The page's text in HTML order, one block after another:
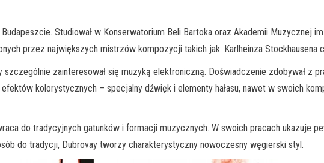
Studiował w Konserwatorium Beli Bartoka oraz Akademii Muzycznej
przez największych mistrzów kompozycji takich jak: Karlheinza Stockhausena
zainteresował się muzyką elektroniczną. Doświadczenie zdobywał z
kolorystycznych – specjalny dźwięk i elementy hałasu, nawet w swoich
do tradycyjnych gatunków i formacji muzycznych. W swoich pracach ukazuje
do tradycji, Dubrovay tworzy charakterystyczny nowoczesny węgierski styl.